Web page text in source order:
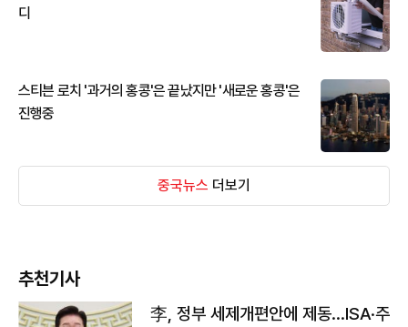
디
스티븐 로치 '과거의 홍콩'은 끝났지만 '새로운 홍콩'은
진행중
중국뉴스 더보기
추천기사
李, 정부 세제개편안에 제동…ISA·주